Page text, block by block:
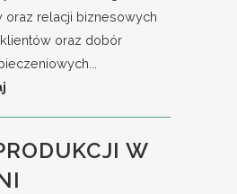
oraz relacji biznesowych
oraz dobór
W